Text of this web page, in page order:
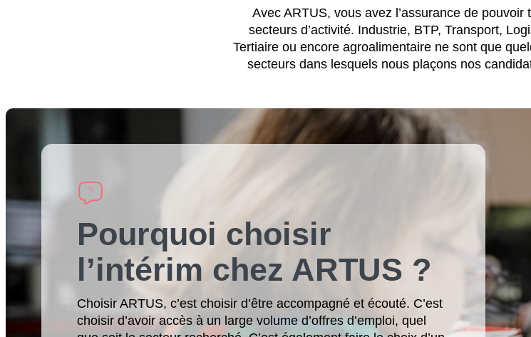
Avec ARTUS, vous avez l’assurance de
secteurs d’activité. Industrie, BTP, Transport,
Tertiaire ou encore agroalimentaire ne sont que
secteurs dans lesquels nous plaçons nos
Pourquoi choisir
l’intérim chez ARTUS ?
Choisir ARTUS, c’est choisir d’être accompagné et écouté. C’est
choisir d’avoir accès à un large volume d’offres d’emploi, quel